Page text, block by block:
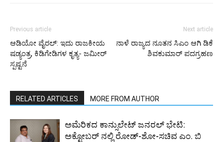
Previous article
ಆಡಿಯೋ ವೈರಲ್: ಇದು ರಾಜಕೀಯ
ಷಡ್ಯಂತ್ರ, ಕಿಡಿಗೇಡಿಗಳ ಕೃತ್ಯ- ಜಮೀರ್
ಸ್ಪಷ್ಟನೆ
Next article
ನಾಳೆ ರಾಜ್ಯದ ನೂತನ ಸಿಎಂ ಆಗಿ ಡಿಕೆ
ಶಿವಕುಮಾರ್ ಪದಗ್ರಹಣ
RELATED ARTICLES MORE FROM AUTHOR
ಅಮೆರಿಕದ ಕಾನ್ಸುಲೇಟ್ ಜನರಲ್ ಭೇಟಿ:
ಅಕ್ಟೋಬರ್ ನಲ್ಲಿ ರೋಡ್-ಶೋ-ಸಚಿವ ಎಂ. ಬಿ